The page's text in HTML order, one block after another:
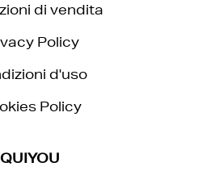
di vendita
Policy
d'uso
Policy
QUIYOU